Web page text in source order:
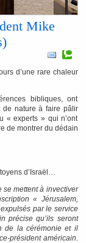
Mike
d’une rare chaleur
bibliques, ont
de nature à faire pâlir
« experts » qui n’ont
de montrer du dédain
d’Israël…
se mettent à invectiver
« Jérusalem,
par le service
précise qu’ils seront
de la cérémonie et il
président américain.